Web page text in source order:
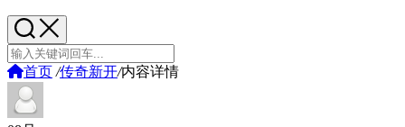
首页 /传奇新开/内容详情